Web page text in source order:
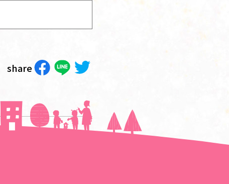
share
次の記事へ＞＞